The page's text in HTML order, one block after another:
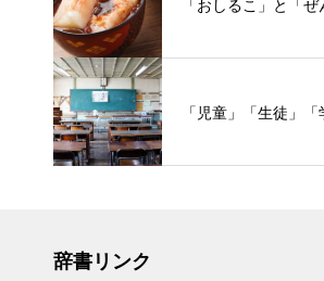
「おしるこ」と「ぜ
「児童」「生徒」「
辞書リンク